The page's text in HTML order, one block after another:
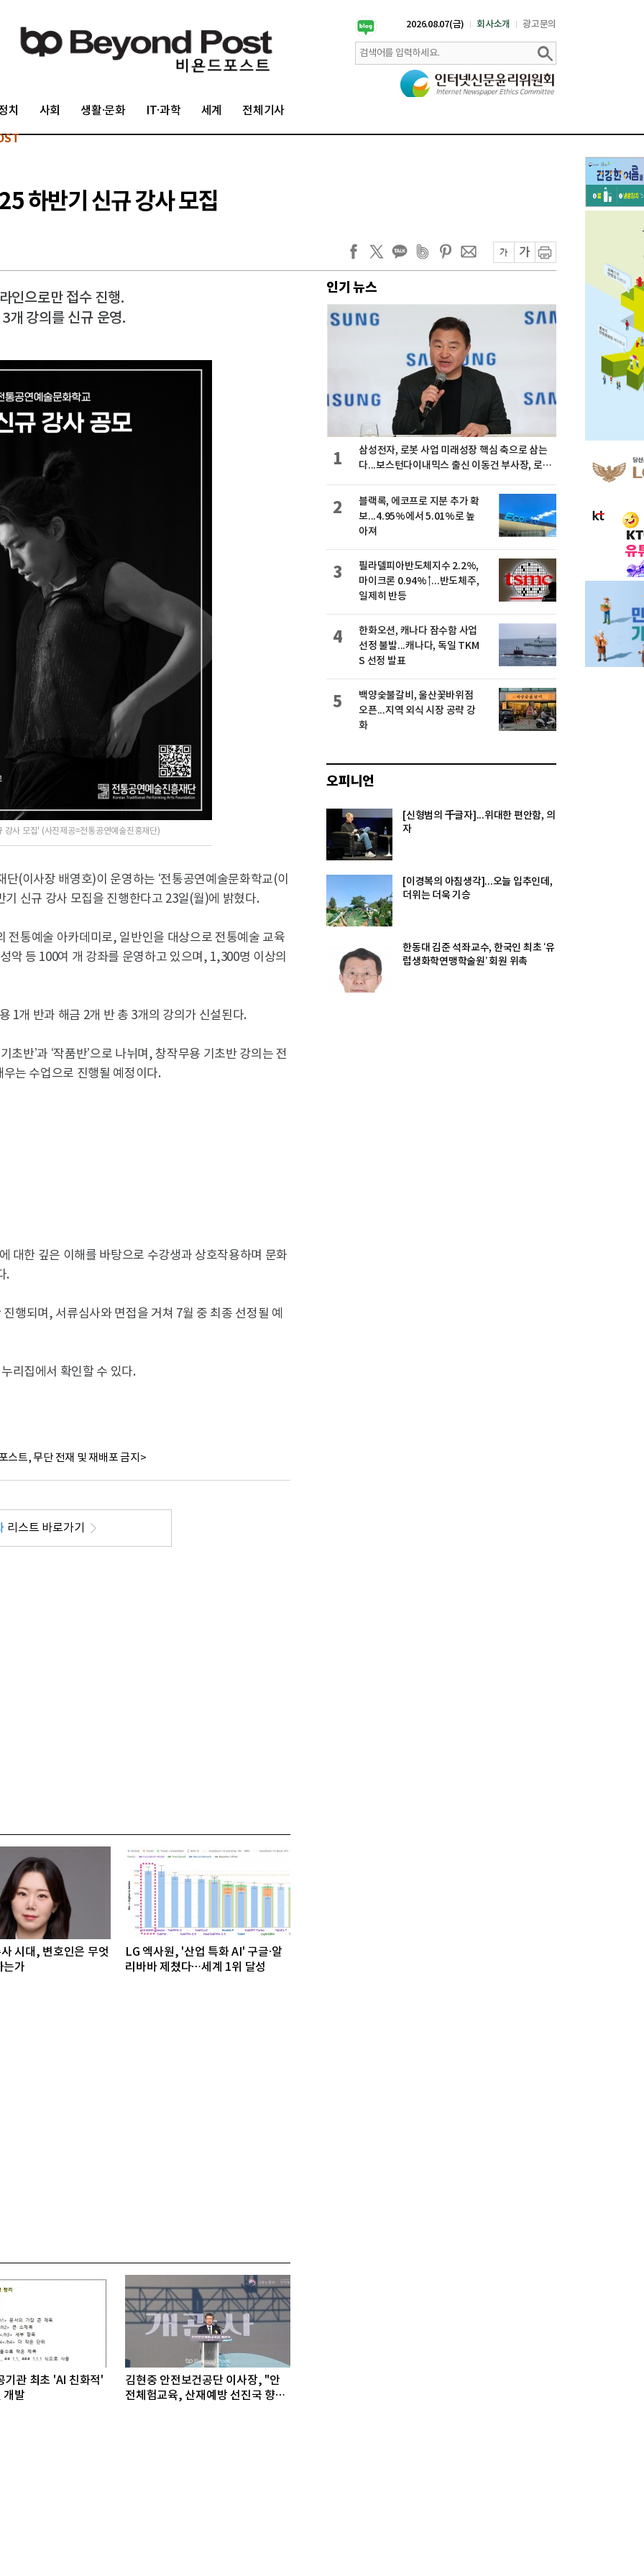
2026.08.07(금) 회사소개 광고문의
치 사회 생활·문화 IT·과학 세계 전체기사
하반기 신규 강사 모집
인으로만 접수 진행.
개 강의를 신규 운영.
사 모집' (사진제공=전통공연예술진흥재단)
(이사장 배영호)이 운영하는 ‘전통공연예술문화학교(이
신규 강사 모집을 진행한다고 23일(월)에 밝혔다.
전통예술 아카데미로, 일반인을 대상으로 전통예술 교육
악 등 100여 개 강좌를 운영하고 있으며, 1,300명 이상의
1개 반과 해금 2개 반 총 3개의 강의가 신설된다.
초반’과 ‘작품반’으로 나뉘며, 창작무용 기초반 강의는 전
는 수업으로 진행될 예정이다.
대한 깊은 이해를 바탕으로 수강생과 상호작용하며 문화
.
행되며, 서류심사와 면접을 거쳐 7월 중 최종 선정될 예
리집에서 확인할 수 있다.
스트, 무단 전재 및 재배포 금지>
리스트 바로가기
시대, 변호인은 무엇
는가
LG 엑사원, '산업 특화 AI' 구글·알
리바바 제쳤다…세계 1위 달성
기관 최초 'AI 친화적'
개발
김현중 안전보건공단 이사장, "안
전체험교육, 산재예방 선진국 향한
인기 뉴스
삼성전자, 로봇 사업 미래성장 핵심 축으로 삼는
다...보스턴다이내믹스 출신 이동건 부사장, 로보
1
블랙록, 에코프로 지분 추가 확
보...4.95%에서 5.01%로 높
아져
2
필라델피아반도체지수 2.2%,
마이크론 0.94%↑...반도체주,
일제히 반등
3
한화오션, 캐나다 잠수함 사업
선정 불발...캐나다, 독일 TKM
S 선정 발표
4
백양숯불갈비, 울산꽃바위점
오픈...지역 외식 시장 공략 강
화
5
오피니언
[신형범의 千글자]...위대한 편안함, 의
자
[이경복의 아침생각]...오늘 입추인데,
더위는 더욱 기승
한동대 김준 석좌교수, 한국인 최초 ‘유
럽생화학연맹학술원’ 회원 위촉